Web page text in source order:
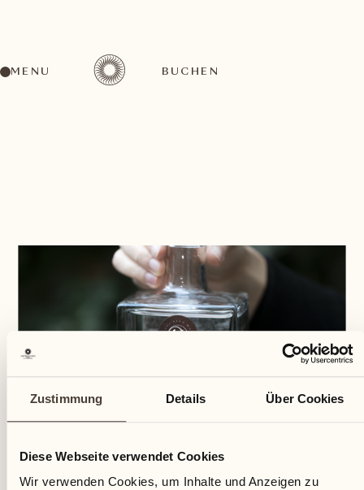
Zustimmung Details Über Cookies
Diese Webseite verwendet Cookies
Wir verwenden Cookies, um Inhalte und Anzeigen zu
MENU BUCHEN